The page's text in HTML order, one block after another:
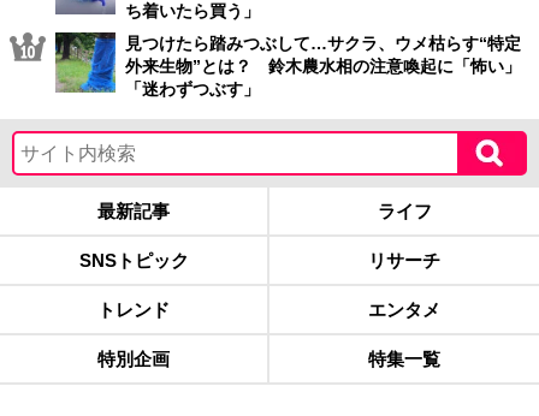
ち着いたら買う」
見つけたら踏みつぶして…サクラ、ウメ枯らす“特定
外来生物”とは？ 鈴木農水相の注意喚起に「怖い」
「迷わずつぶす」
最新記事 ライフ
SNSトピック リサーチ
トレンド エンタメ
特別企画 特集一覧